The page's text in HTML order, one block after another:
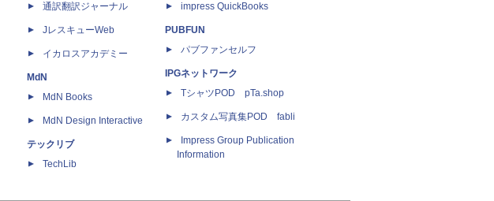
通訳翻訳ジャーナル
JレスキューWeb
イカロスアカデミー
MdN
MdN Books
MdN Design Interactive
テックリブ
TechLib
impress QuickBooks
PUBFUN
パブファンセルフ
IPGネットワーク
TシャツPOD pTa.shop
カスタム写真集POD fabli
Impress Group Publication
Information